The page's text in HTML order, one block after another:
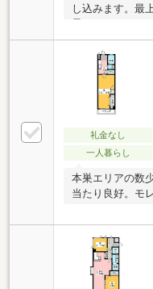
し込みます。最
景
礼金なし
一人暮らし
本巣エリアの数
当たり良好。モ